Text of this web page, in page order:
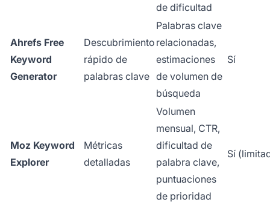
de dificultad
Ahrefs Free
Keyword
Generator
Descubrimiento
rápido de
palabras clave
Palabras clave
relacionadas,
estimaciones
de volumen de
búsqueda
Sí
Moz Keyword
Explorer
Métricas
detalladas
Volumen
mensual, CTR,
dificultad de
palabra clave,
puntuaciones
de prioridad
Sí